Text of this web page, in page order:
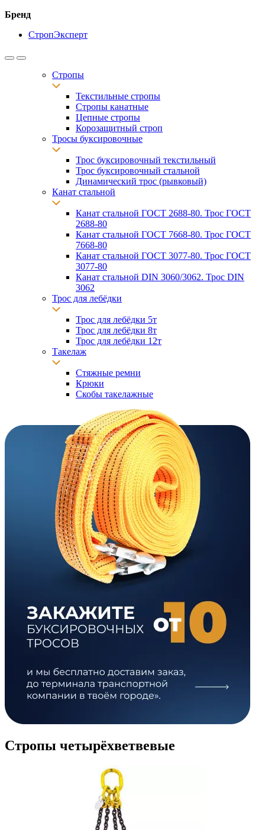
Бренд
СтропЭксперт
Стропы
Текстильные стропы
Стропы канатные
Цепные стропы
Корозащитный строп
Тросы буксировочные
Трос буксировочный текстильный
Трос буксировочный стальной
Динамический трос (рывковый)
Канат стальной
Канат стальной ГОСТ 2688-80. Трос ГОСТ
2688-80
Канат стальной ГОСТ 7668-80. Трос ГОСТ
7668-80
Канат стальной ГОСТ 3077-80. Трос ГОСТ
3077-80
Канат стальной DIN 3060/3062. Трос DIN
3062
Трос для лебёдки
Трос для лебёдки 5т
Трос для лебёдки 8т
Трос для лебёдки 12т
Такелаж
Стяжные ремни
Крюки
Скобы такелажные
Стропы четырёхветвевые